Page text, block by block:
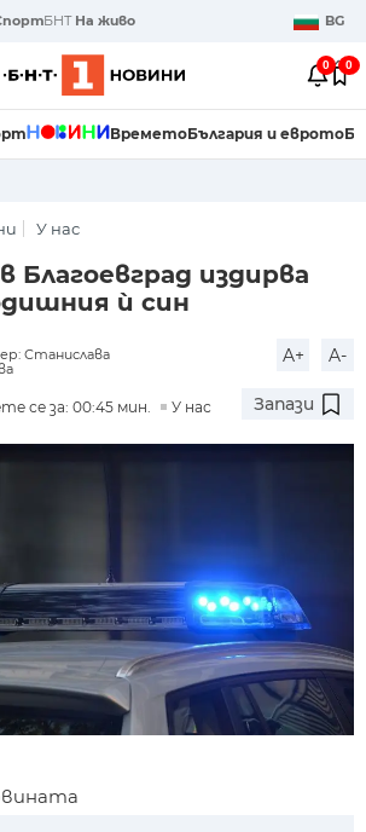
БНТ На живо BG
0 0
ВреметоБългария и еврото
У нас
Благоевград издирва
ѝ син
Станислава
A+ A-
се за: 00:45 мин. У нас Запази